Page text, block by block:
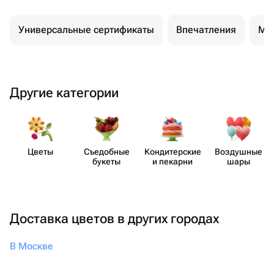
Универсальные сертификаты Впечатления
Другие категории
Цветы
Съедобные
букеты
Кондит​ерские
и пекарни
Воздушные
шары
Доставка цветов в других городах
В Москве